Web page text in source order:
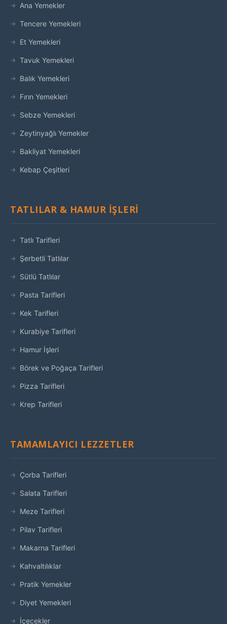
Ana Yemekler
Tencere Yemekleri
Et Yemekleri
Tavuk Yemekleri
Balık Yemekleri
Fırın Yemekleri
Sebze Yemekleri
Zeytinyağlı Yemekler
Bakliyat Yemekleri
Kebap Çeşitleri
TATLILAR & HAMUR İŞLERI
Tatlı Tarifleri
Şerbetli Tatlılar
Sütlü Tatlılar
Pasta Tarifleri
Kek Tarifleri
Kurabiye Tarifleri
Hamur İşleri
Börek ve Poğaça Tarifleri
Pizza Tarifleri
Krep Tarifleri
TAMAMLAYICI LEZZETLER
Çorba Tarifleri
Salata Tarifleri
Meze Tarifleri
Pilav Tarifleri
Makarna Tarifleri
Kahvaltılıklar
Pratik Yemekler
Diyet Yemekleri
İçecekler